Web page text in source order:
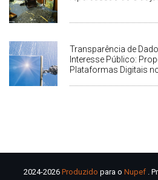
Transparência de
Interesse Público:
Plataformas Digitais
2024-2026 Produzido para o Nupef.